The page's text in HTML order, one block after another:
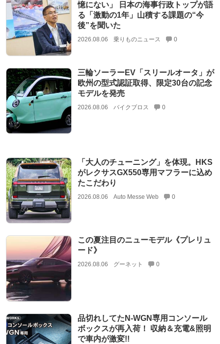
憶にない」 日本の海事行政トップが語
る「激動の1年」山積する課題の“今
後”を聞いた
2026.08.06 乗りものニュース 0
三輪ソーラーEV「スリールオータ」が
欧州の型式認証取得、限定30台の記念
モデルを発売
2026.08.06 バイクブロス 0
「大人のチューニング」を体現。HKS
がレクサスGX550専用マフラーに込め
たこだわり
2026.08.06 Auto Messe Web 0
この夏注目のニューモデル《プレリュ
ード》
2026.08.06 グーネット 0
品切れしてたN-WGN専用コンソール
ボックスが再入荷！ 収納＆充電&照明
で車内が激変!!